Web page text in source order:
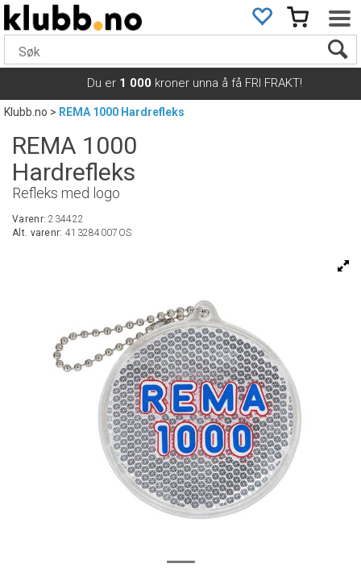
Du er 1 000 kroner unna å få FRI FRAKT!
Klubb.no> REMA 1000 Hardrefleks
REMA 1000
Hardrefleks
Refleks med logo
Varenr:234422
Alt. varenr: 413284007OS